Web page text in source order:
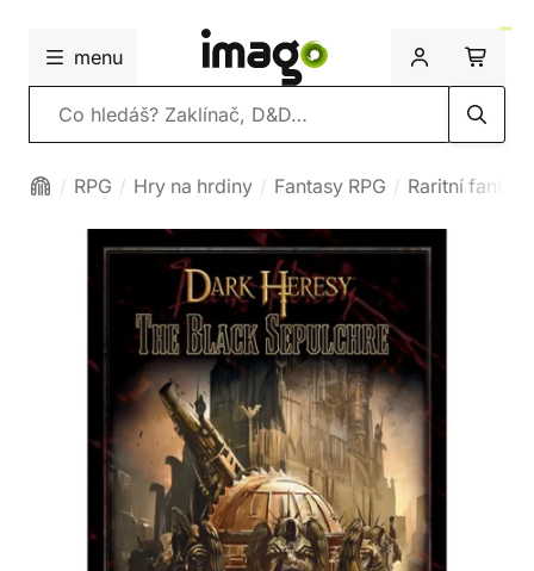
menu
Vyhledávání
RPG Hry na hrdiny Fantasy RPG Raritní